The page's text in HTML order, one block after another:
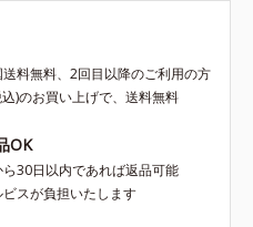
料無料、2回目以降のご利用の方
)のお買い上げで、送料無料
OK
30日以内であれば返品可能
スが負担いたします